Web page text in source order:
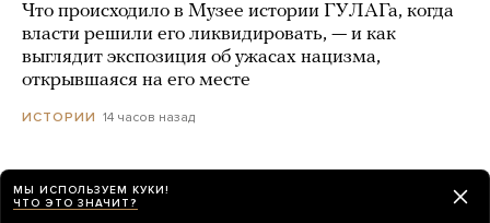
Что происходило в Музее истории ГУЛАГа, когда
власти решили его ликвидировать, — и как
выглядит экспозиция об ужасах нацизма,
открывшаяся на его месте
ИСТОРИИ 14 часов назад
Издательства останавливают поставки книг
на Wildberries на фоне атак украинских
МЫ ИСПОЛЬЗУЕМ КУКИ!
ЧТО ЭТО ЗНАЧИТ?